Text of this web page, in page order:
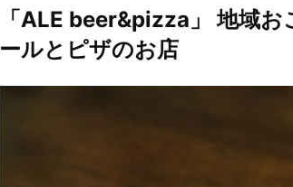
「ALE beer&pizza」 地域
ールとピザのお店